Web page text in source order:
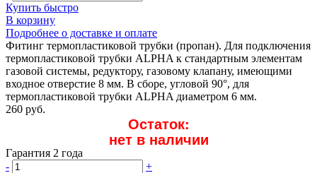
Купить быстро
В корзину
Подробнее о доставке и оплате
Фитинг термопластиковой трубки (пропан). Для подключения
термопластиковой трубки ALPHA к стандартным элементам
газовой системы, редуктору, газовому клапану, имеющими
входное отверстие 8 мм. В сборе, угловой 90°, для
термопластиковой трубки ALPHA диаметром 6 мм.
260 руб.
Остаток:
нет в наличии
Гарантия 2 года
-
+